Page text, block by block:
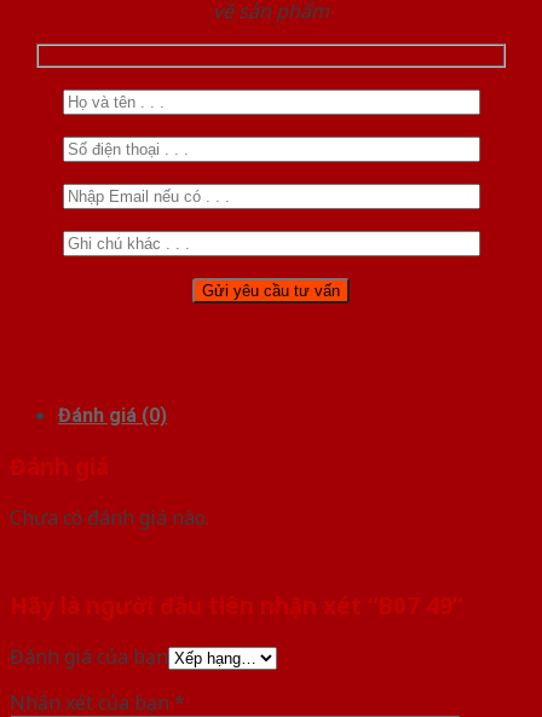
về sản phẩm
Đánh giá (0)
Đánh giá
Chưa có đánh giá nào.
Hãy là người đầu tiên nhận xét “B07 49”
Đánh giá của bạn
Nhận xét của bạn *